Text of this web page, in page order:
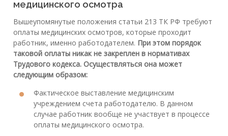
медицинского осмотра
Вышеупомянутые положения статьи 213 ТК РФ требуют
оплаты медицинских осмотров, которые проходит
работник, именно работодателем. При этом порядок
таковой оплаты никак не закреплен в нормативах
Трудового кодекса. Осуществляться она может
следующим образом:
Фактическое выставление медицинским
учреждением счета работодателю. В данном
случае работник вообще не участвует в процессе
оплаты медицинского осмотра.